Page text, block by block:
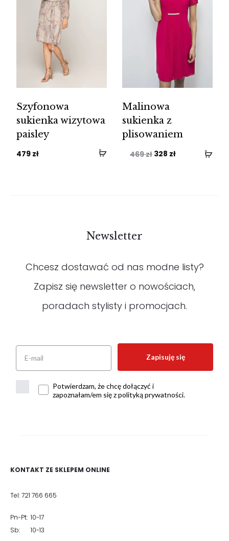
Szyfonowa
sukienka wizytowa
paisley
479 zł
Malinowa
sukienka z
plisowaniem
469zł Pierwotna
328 złAktualna
Newsletter
Chcesz dostawać od nas modne listy?
Zapisz się newsletter o nowościach,
poradach stylisty i promocjach.
Zapisuję się
Potwierdzam, że chcę dołączyć i
zapoznałam/em się z polityką prywatności.
KONTAKT ZE SKLEPEM ONLINE
Tel: 721 766 665
Pn-Pt: 10-17
Sb: 10-13